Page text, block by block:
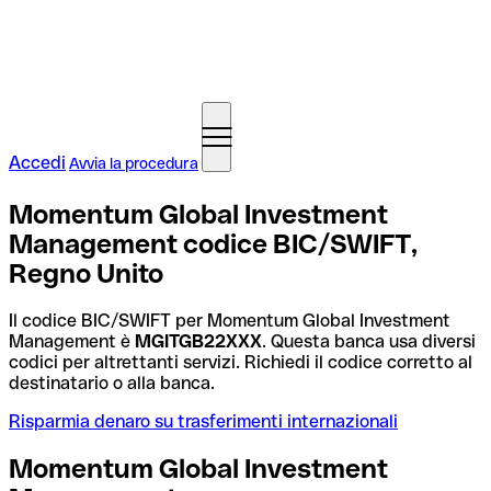
Accedi Avvia la procedura
Momentum Global Investment
Management codice BIC/SWIFT,
Regno Unito
Il codice BIC/SWIFT per Momentum Global Investment
Management è MGITGB22XXX. Questa banca usa diversi
codici per altrettanti servizi. Richiedi il codice corretto al
destinatario o alla banca.
Risparmia denaro su trasferimenti internazionali
Momentum Global Investment